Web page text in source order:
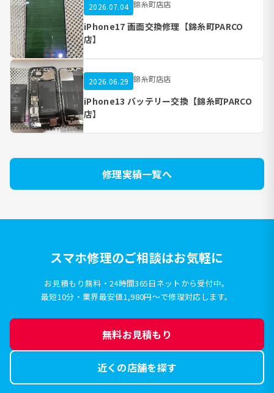
2026.07.04 錦糸町店店
iPhone17 画面交換修理【錦糸町PARCO
店】
2026.06.29 錦糸町店店
iPhone13 バッテリー交換【錦糸町PARCO
店】
修理実績一覧へ
スマホ修理のご相談はお気軽に
お見積もり無料・24時間365日ネットから受付中。
最短10分・業界最安値1,980円〜で修理対応します。
無料お見積もり
近くの店舗を探す